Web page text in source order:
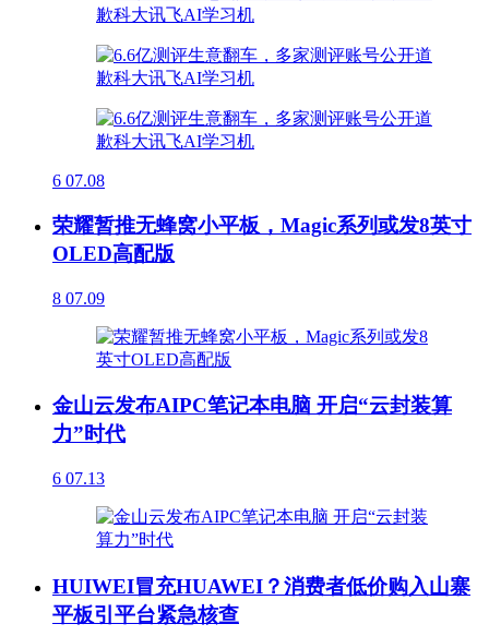
6 07.08
荣耀暂推无蜂窝小平板，Magic系列或发8英寸
OLED高配版
8 07.09
金山云发布AIPC笔记本电脑 开启“云封装算
力”时代
6 07.13
HUIWEI冒充HUAWEI？消费者低价购入山寨
平板引平台紧急核查